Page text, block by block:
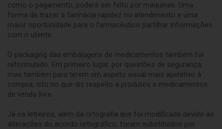
como o pagamento, poderá ser feito por máquinas. Uma
forma de trazer à farmácia rapidez no atendimento e uma
maior oportunidade para o farmacêutico partilhar informações
com o utente.
O packaging das embalagens de medicamentos também foi
reformulado. Em primeiro lugar, por questões de segurança,
mas também para terem um aspeto visual mais apelativo à
compra, isto no que diz respeito a produtos e medicamentos
de venda livre.
Já os letreiros, além da ortografia que foi modificada devido às
alterações do acordo ortográfico, foram substituídos por